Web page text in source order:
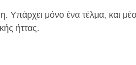
Υπάρχει μόνο ένα τέλμα, και
ήττας.